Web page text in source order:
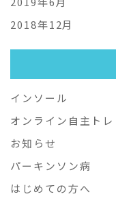
2018年12月
インソール
オンライン自主トレ
お知らせ
パーキンソン病
はじめての方へ